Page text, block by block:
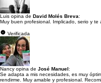
Luis opina de David Molés Breva:
Muy buen profesional. Implicado, serio y te
Verificada
Nancy opina de José Manuel:
Se adapta a mis necesidades, es muy
rendirme. Muy amable y profesional.